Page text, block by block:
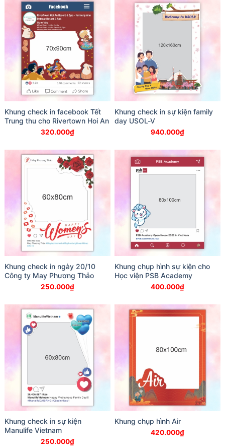
Khung check in facebook Tết
Trung thu cho Rivertown Hoi An
320.000₫
Khung check in sự kiện family
day USOL-V
940.000₫
Khung check in ngày 20/10
Công ty May Phương Thảo
250.000₫
Khung chụp hình sự kiện cho
Học viện PSB Academy
400.000₫
Khung check in sự kiện
Manulife Vietnam
250.000₫
Khung chụp hình Air
420.000₫